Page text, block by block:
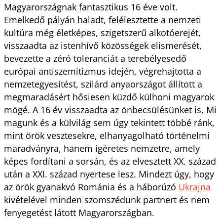
Magyarországnak fantasztikus 16 éve volt.
Emelkedő pályán haladt, felélesztette a nemzeti
kultúra még életképes, szigetszerű alkotóerejét,
visszaadta az istenhívő közösségek elismerését,
bevezette a zéró toleranciát a terebélyesedő
európai antiszemitizmus idején, végrehajtotta a
nemzetegyesítést, szilárd anyaországot állított a
megmaradásért hősiesen küzdő külhoni magyarok
mögé. A 16 év visszaadta az önbecsülésünket is. Mi
magunk és a külvilág sem úgy tekintett többé ránk,
mint örök vesztesekre, elhanyagolható történelmi
maradványra, hanem ígéretes nemzetre, amely
képes fordítani a sorsán, és az elvesztett XX. század
után a XXI. század nyertese lesz. Mindezt úgy, hogy
az örök gyanakvó Románia és a háborúzó Ukrajna
kivételével minden szomszédunk partnert és nem
fenyegetést látott Magyarországban.